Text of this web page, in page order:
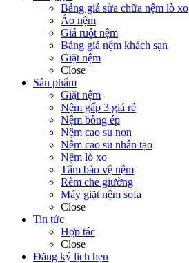
Bảng giá sửa chữa nệm lò xo
Áo nệm
Giá ruột nệm
Bảng giá nệm khách sạn
Giặt nệm
Close
Sản phẩm
Giặt nệm
Nệm gấp 3 giá rẻ
Nệm bông ép
Nệm cao su non
Nệm cao su nhân tạo
Nệm lò xo
Tấm bảo vệ nệm
Rèm che giường
Máy giặt nệm sofa
Close
Tin tức
Hợp tác
Close
Đăng ký lịch hẹn